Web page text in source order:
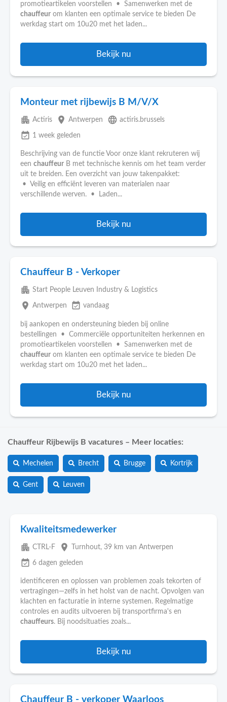
promotieartikelen voorstellen • Samenwerken met de
chauffeur om klanten een optimale service te bieden De
werkdag start om 10u20 met het laden...
Bekijk nu
Monteur met rijbewijs B M/V/X
apartment Actiris place Antwerpen language actiris.brussels
event_available 1 week geleden
Beschrijving van de functie Voor onze klant rekruteren wij
een chauffeur B met technische kennis om het team verder
uit te breiden. Een overzicht van jouw takenpakket:
• Veilig en efficiënt leveren van materialen naar
verschillende werven. • Laden...
Bekijk nu
Chauffeur B - Verkoper
apartment Start People Leuven Industry & Logistics
place Antwerpen event_available vandaag
bij aankopen en ondersteuning bieden bij online
bestellingen • Commerciële opportuniteiten herkennen en
promotieartikelen voorstellen • Samenwerken met de
chauffeur om klanten een optimale service te bieden De
werkdag start om 10u20 met het laden...
Bekijk nu
Chauffeur Rijbewijs B vacatures – Meer locaties:
Mechelen Brecht Brugge Kortrijk
Gent Leuven
Kwaliteitsmedewerker
apartment CTRL-F place Turnhout, 39 km van Antwerpen
event_available 6 dagen geleden
identificeren en oplossen van problemen zoals tekorten of
vertragingen—zelfs in het holst van de nacht. Opvolgen van
klachten en facturatie in interne systemen. Regelmatige
controles en audits uitvoeren bij transportfirma's en
chauffeurs. Bij noodsituaties zoals...
Bekijk nu
Chauffeur B - verkoper Waarloos